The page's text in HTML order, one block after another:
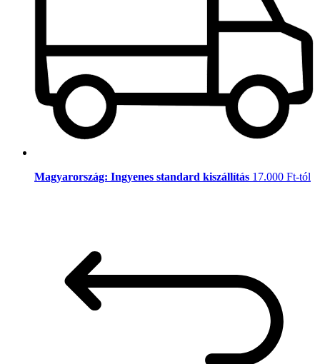
Magyarország: Ingyenes standard kiszállítás 17.000 Ft-tól